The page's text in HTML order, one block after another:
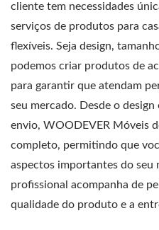
cliente tem necessidades
serviços de produtos para
flexíveis. Seja design,
podemos criar produtos de
para garantir que atendam
seu mercado. Desde o
envio, WOODEVER Móveis
completo, permitindo que
aspectos importantes do seu
profissional acompanha de
qualidade do produto e a